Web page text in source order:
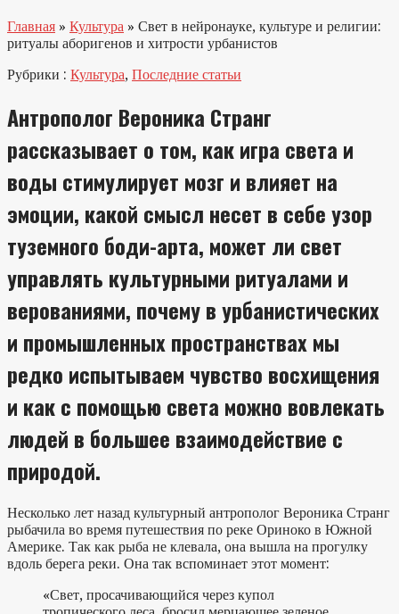
Главная » Культура » Свет в нейронауке, культуре и религии:
ритуалы аборигенов и хитрости урбанистов
Рубрики : Культура, Последние статьи
Антрополог Вероника Странг
рассказывает о том, как игра света и
воды стимулирует мозг и влияет на
эмоции, какой смысл несет в себе узор
туземного боди-арта, может ли свет
управлять культурными ритуалами и
верованиями, почему в урбанистических
и промышленных пространствах мы
редко испытываем чувство восхищения
и как с помощью света можно вовлекать
людей в большее взаимодействие с
природой.
Несколько лет назад культурный антрополог Вероника Странг
рыбачила во время путешествия по реке Ориноко в Южной
Америке. Так как рыба не клевала, она вышла на прогулку
вдоль берега реки. Она так вспоминает этот момент:
«Свет, просачивающийся через купол